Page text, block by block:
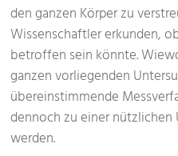
den ganzen Körper zu
Wissenschaftler erkunden,
betroffen sein könnte.
ganzen vorliegenden
übereinstimmende
dennoch zu einer
werden.